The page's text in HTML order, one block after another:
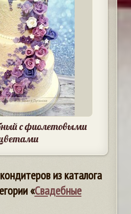
с фиолетовыми
из каталога
«Свадебные